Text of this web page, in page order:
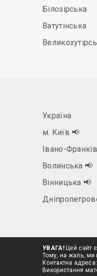
Білозірська
Ватутінська
Україна
м. Київ 📢
Івано-
Волинська 📢
Вінницька 📢
УВАГА!Цей сайт є
Тому, на жаль, ми
Контактна
Використання